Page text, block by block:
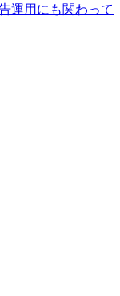
運用にも関わって